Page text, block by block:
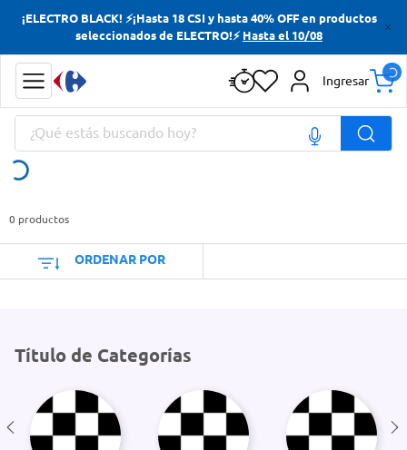
¡ELECTRO BLACK! ⚡¡Hasta 18 CSI y hasta 40% OFF en productos
seleccionados de ELECTRO!⚡ Hasta el 10/08
Ingresar
¿Qué estás buscando hoy?
0 productos
ORDENAR POR
Título de Categorías
Términos más buscados
Yerba
Cerveza
Doves
Términos más buscados
Yerba
Cerveza
Doves
Jabon Tocador